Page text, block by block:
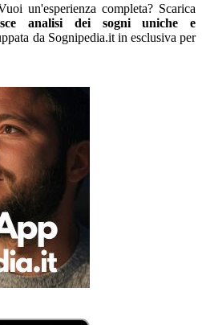
un'esperienza completa? Scarica
analisi dei sogni uniche e
da Sognipedia.it in esclusiva per